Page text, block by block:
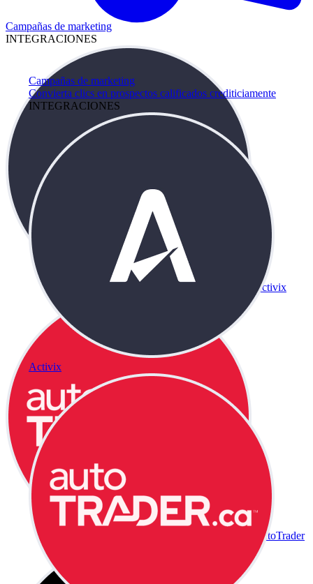
Campañas de marketing
Convierta clics en prospectos calificados crediticiamente
INTEGRACIONES
Activix
Campañas de marketing
INTEGRACIONES
Activix
AutoTrader